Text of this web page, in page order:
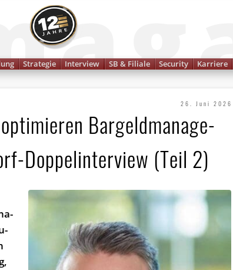
Strategie Interview SB & Filiale Security Karriere
26. Juni 2026
Bar­geld­manage­
Doppelinterview (Teil 2)